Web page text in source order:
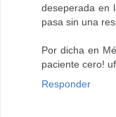
deseperada en
pasa sin una
Por dicha en
paciente cero!
Responder